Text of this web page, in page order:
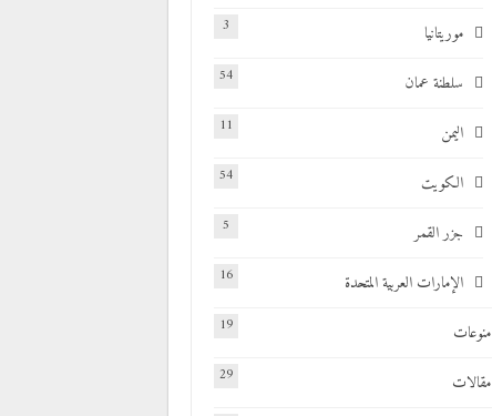
موريتانيا 3
سلطنة عمان 54
اليمن 11
الكويت 54
جزر القمر 5
الإمارات العربية المتحدة 16
منوعات 19
مقالات 29